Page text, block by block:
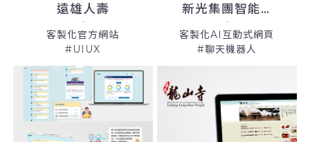
遠雄人壽
客製化官方網站
#UIUX
新光集團智能客服系統
客製化AI互動式網頁
#聊天機器人